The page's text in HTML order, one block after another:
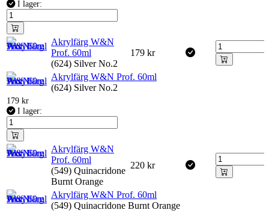
I lager:
Akrylfärg W&N
Prof. 60ml
(624) Silver No.2
179 kr
Akrylfärg W&N Prof. 60ml
(624) Silver No.2
179 kr
I lager:
Akrylfärg W&N
Prof. 60ml
(549) Quinacridone
Burnt Orange
220 kr
Akrylfärg W&N Prof. 60ml
(549) Quinacridone Burnt Orange